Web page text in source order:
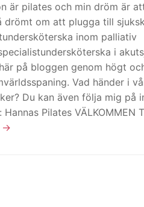
är pilates och min dröm är
drömt om att plugga till
inom palliativ
i
på bloggen genom högt
Vad händer i
Du kan även följa mig på
Pilates VÄLKOMMEN